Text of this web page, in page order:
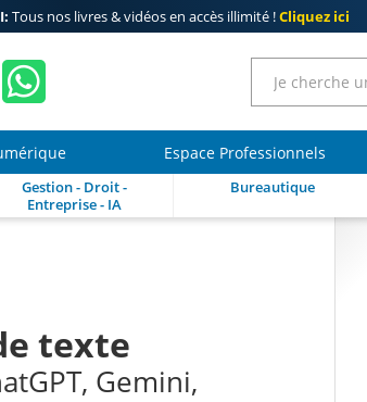
Tous nos livres & vidéos en accès illimité !Cliquez ici
Espace Professionnels
Gestion - Droit -
Entreprise - IA
Bureautique
texte
Gemini,